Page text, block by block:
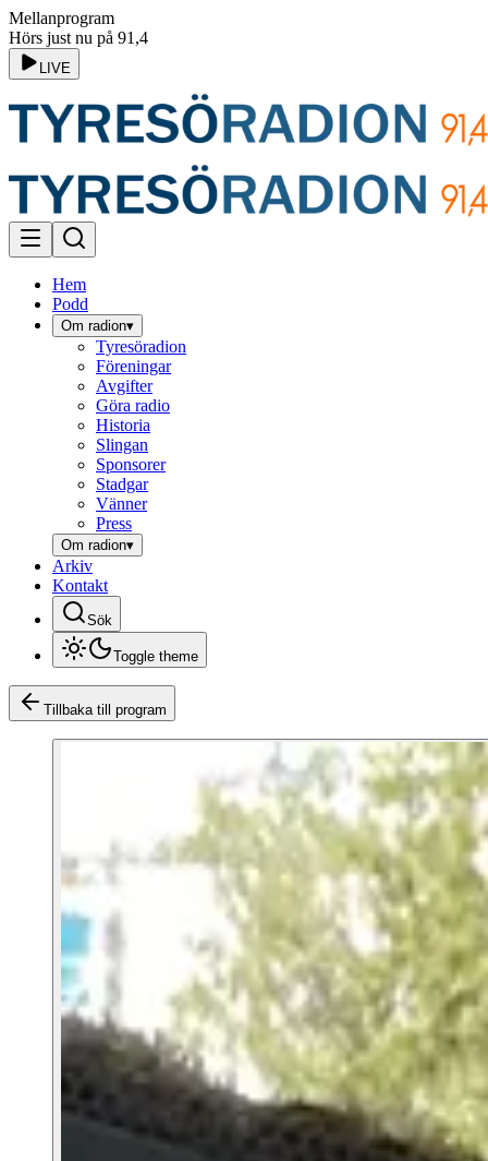
Mellanprogram
Hörs just nu på 91,4
LIVE
Hem
Podd
Om radion▾
Tyresöradion
Föreningar
Avgifter
Göra radio
Historia
Slingan
Sponsorer
Stadgar
Vänner
Press
Om radion▾
Arkiv
Kontakt
Sök
Toggle theme
Tillbaka till program